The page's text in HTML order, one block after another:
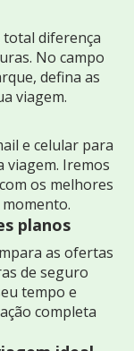
total diferença
No campo
defina as
viagem.
e celular para
viagem. Iremos
os melhores
planos
as ofertas
de seguro
tempo e
completa